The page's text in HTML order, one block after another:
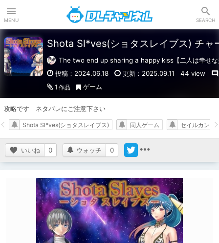
MENU SEARCH
Shota Sl*ves(ショタスレイブス) チャ
The two end up sharing a happy kiss【二人は幸せな
投稿：2024.06.18
更新：2025.09.11
44 view
1 作品 ゲーム
攻略です　ネタバレにご注意下さい
いいね 0 ウォッチ 0
Shota Sl*ves(ショタスレイブス) 同人ゲーム セイルカンパ